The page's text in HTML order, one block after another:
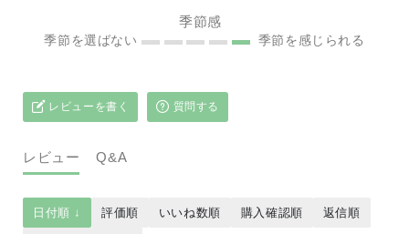
季節感
季節を選ばない 季節を感じられる
レビューを書く 質問する
レビュー Q&A
日付順 ↓ 評価順 いいね数順 購入確認順 返信順